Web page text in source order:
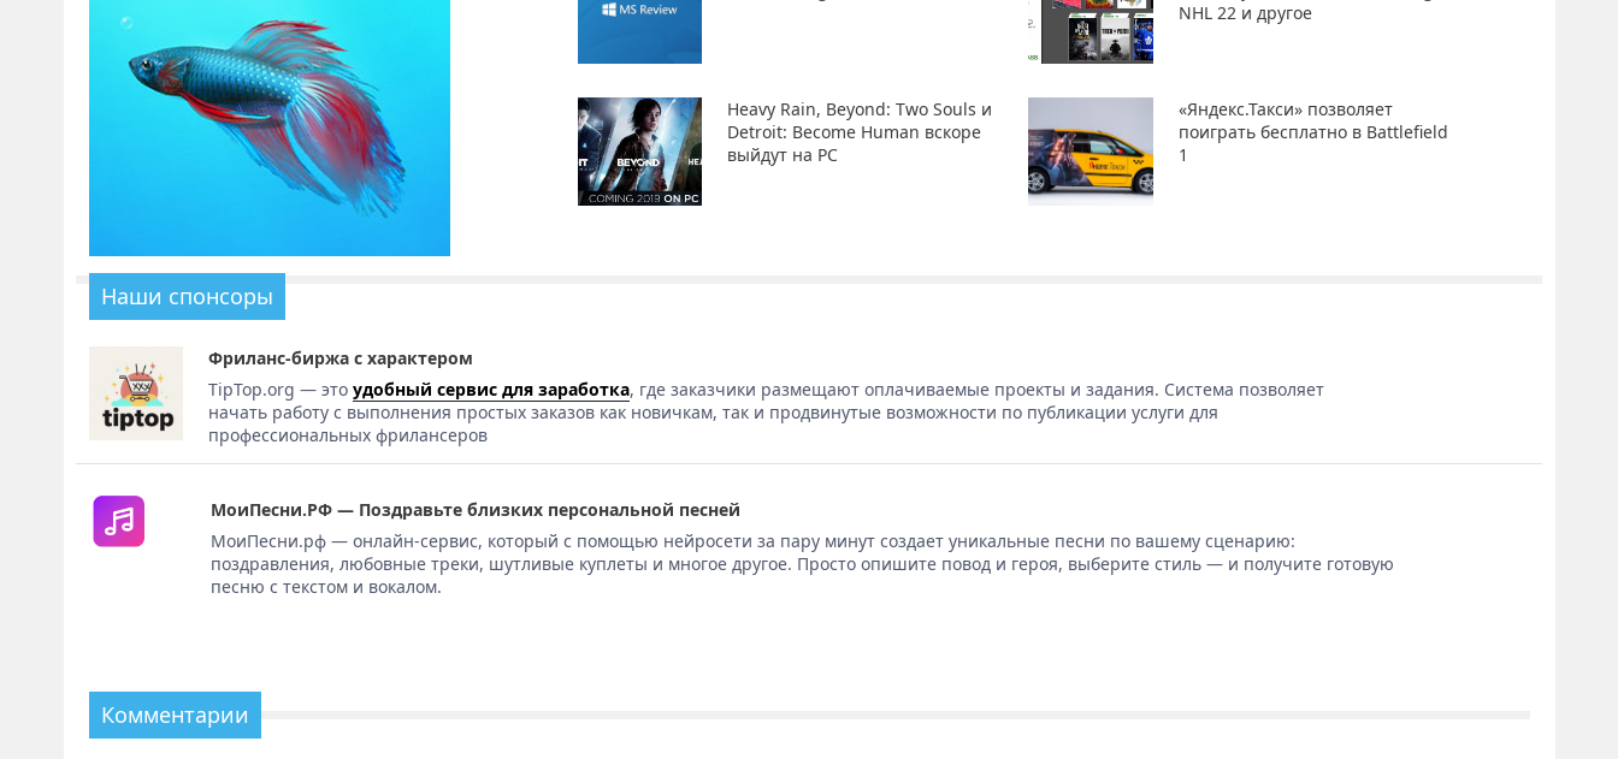
NHL 22 и другое
Heavy Rain, Beyond: Two Souls и
Detroit: Become Human вскоре
выйдут на PC
«Яндекс.Такси» позволяет
поиграть бесплатно в Battlefield
1
Наши спонсоры
Фриланс-биржа с характером
TipTop.org — этоудобный сервис для заработка, где заказчики размещают оплачиваемые проекты и задания. Система позволяет
начать работу с выполнения простых заказов как новичкам, так и продвинутые возможности по публикации услуги для
профессиональных фрилансеров
МоиПесни.РФ — Поздравьте близких персональной песней
МоиПесни.рф — онлайн-сервис, который с помощью нейросети за пару минут создает уникальные песни по вашему сценарию:
поздравления, любовные треки, шутливые куплеты и многое другое. Просто опишите повод и героя, выберите стиль — и получите готовую
песню с текстом и вокалом.
Комментарии